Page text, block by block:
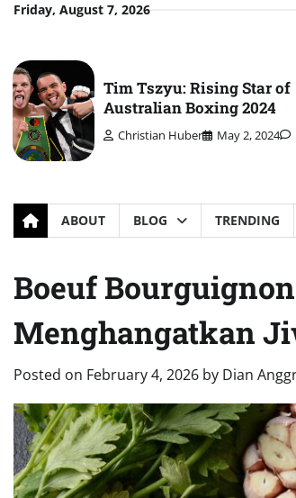
SkipFriday, August 7, 2026
Tim Tszyu: Rising Star of
Australian Boxing 2024
Christian Huber May 2, 2024
ABOUT BLOG TRENDING
Boeuf
Menghangatkan
Posted on February 4, 2026 by Dian